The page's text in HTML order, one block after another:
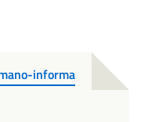
informa